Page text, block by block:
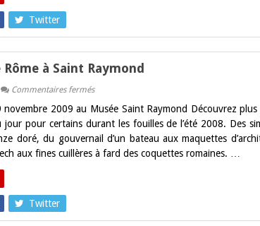
Twitter
Rôme à Saint Raymond
Commentaires ferméssur
voie
Rôme
à
Saint
Raymond
novembre 2009 au Musée Saint Raymond Découvrez
jour pour certains durant les fouilles de l’été 2008. Des
doré, du gouvernail d’un bateau aux maquettes
aux fines cuillères à fard des coquettes romaines. …
Twitter